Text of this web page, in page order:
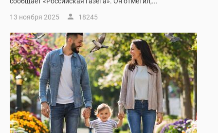
водоема
Коттеджные
поселки
ипотеку
Бизнес-
центры
Коттеджи
Скидки
13 ноября 2025 18245